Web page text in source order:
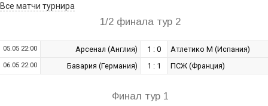
Все матчи турнира
1/2 финала тур 2
05.05 22:00 Арсенал (Англия) 1 : 0 Атлетико М (Испания)
06.05 22:00 Бавария (Германия) 1 : 1 ПСЖ (Франция)
Финал тур 1